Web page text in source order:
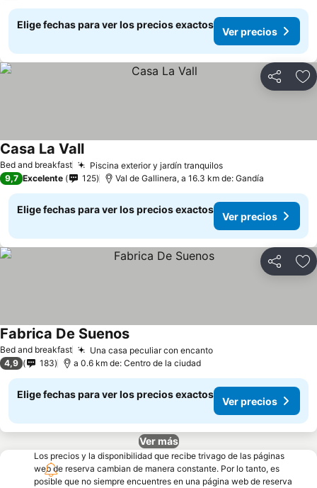
Elige fechas para ver los precios exactos
Ver precios
Compartir
Bed and breakfast Piscina exterior y jardín tranquilos
Casa La Vall
9,7 Excelente 125 Val de Gallinera, a 16.3 km de: Gandía
Elige fechas para ver los precios exactos
Ver precios
Compartir
Bed and breakfast Una casa peculiar con encanto
Fabrica De Suenos
4,9 183 a 0.6 km de: Centro de la ciudad
Elige fechas para ver los precios exactos
Ver precios
Ver más
Los precios y la disponibilidad que recibe trivago de las páginas
web de reserva cambian de manera constante. Por lo tanto, es
posible que no siempre encuentres en una página web de reserva